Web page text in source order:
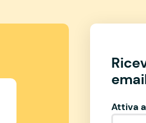
Attiva